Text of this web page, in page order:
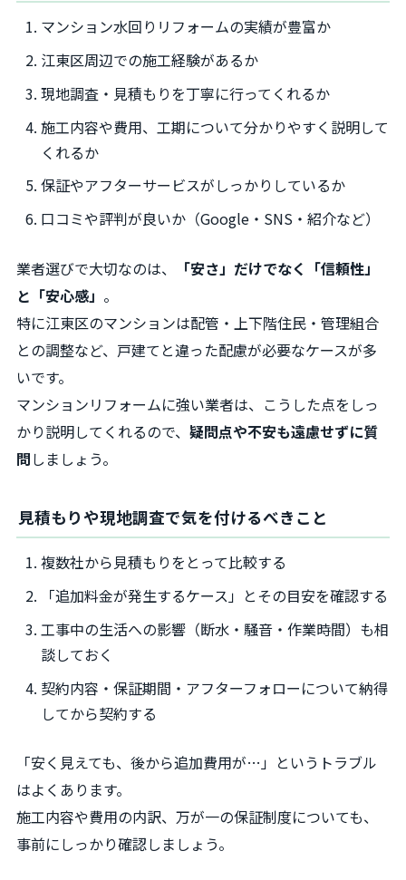
マンション水回りリフォームの実績が豊富か
江東区周辺での施工経験があるか
現地調査・見積もりを丁寧に行ってくれるか
施工内容や費用、工期について分かりやすく説明して
くれるか
保証やアフターサービスがしっかりしているか
口コミや評判が良いか（Google・SNS・紹介など）
業者選びで大切なのは、
「安さ」だけでなく「信頼性」
と「安心感」 。
特に江東区のマンションは配管・上下階住民・管理組合
との調整など、戸建てと違った配慮が必要なケースが多
いです。
マンションリフォームに強い業者は、こうした点をしっ
かり説明してくれるので、 疑問点や不安も遠慮せずに質
問しましょう。
見積もりや現地調査で気を付けるべきこと
複数社から見積もりをとって比較する
「追加料金が発生するケース」とその目安を確認する
工事中の生活への影響（断水・騒音・作業時間）も相
談しておく
契約内容・保証期間・アフターフォローについて納得
してから契約する
「安く見えても、後から追加費用が…」というトラブル
はよくあります。
施工内容や費用の内訳、万が一の保証制度についても、
事前にしっかり確認しましょう。